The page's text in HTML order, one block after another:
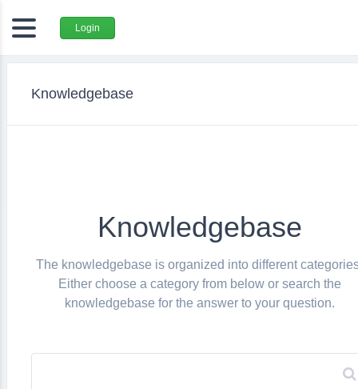
Login
Knowledgebase
Knowledgebase
The knowledgebase is organized into different
Either choose a category from below or search the
knowledgebase for the answer to your question.